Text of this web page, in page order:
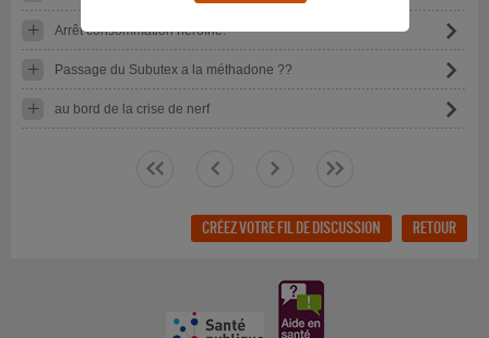
Arrêt consommation héroïne.
Passage du Subutex a la méthadone ??
au bord de la crise de nerf
<< < > >>
CRÉEZ VOTRE FIL DE DISCUSSION RETOUR